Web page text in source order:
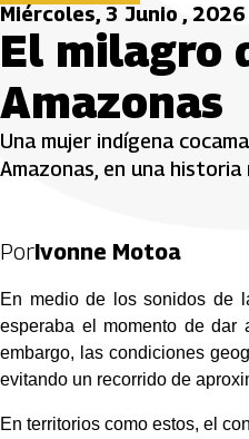
Miércoles, 3 Junio , 2026
El milagro
Amazonas
Una mujer indígena
Amazonas, en una
PorIvonne Motoa
En medio de los sonidos de
esperaba el momento de dar
embargo, las condiciones
evitando un recorrido de
En territorios como estos, el